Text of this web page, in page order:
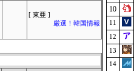
[ 東亜 ]
厳選！韓国情報
10
11
12
13
14